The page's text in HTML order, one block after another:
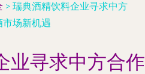
> 瑞典酒精饮料企业寻求中方
场新机遇
业寻求中方合作